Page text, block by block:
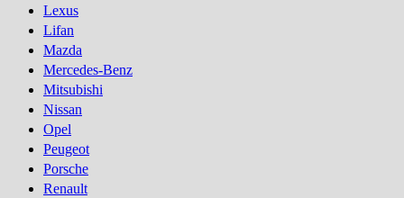
Lexus
Lifan
Mazda
Mercedes-Benz
Mitsubishi
Nissan
Opel
Peugeot
Porsсhe
Renault